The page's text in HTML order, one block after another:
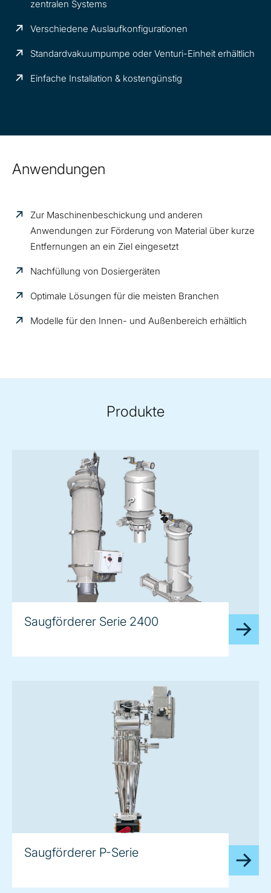
zentralen Systems
Verschiedene Auslaufkonfigurationen
Standardvakuumpumpe oder Venturi-Einheit erhältlich
Einfache Installation & kostengünstig
Anwendungen
Zur Maschinenbeschickung und anderen
Anwendungen zur Förderung von Material über kurze
Entfernungen an ein Ziel eingesetzt
Nachfüllung von Dosiergeräten
Optimale Lösungen für die meisten Branchen
Modelle für den Innen- und Außenbereich erhältlich
Produkte
Saugförderer Serie 2400
Saugförderer P-Serie